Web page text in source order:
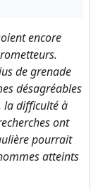
encore
de grenade
désagréables
la difficulté à
ont
pourrait
atteints